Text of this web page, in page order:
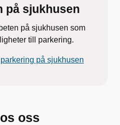
på sjukhusen
på sjukhusen som
till parkering.
på sjukhusen
oss